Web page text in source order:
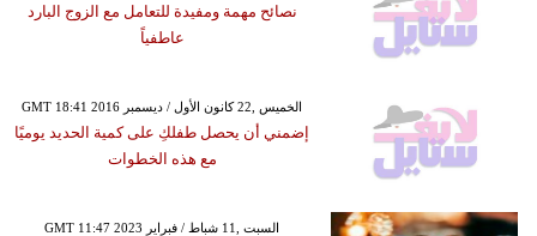
نصائح مهمة ومفيدة للتعامل مع الزوج البارد
عاطفياً
GMT 18:41 2016 الخميس ,22 كانون الأول / ديسمبر
إضمني أن يحصل طفلكِ على كمية الحديد يوميًا
مع هذه الخطوات
GMT 11:47 2023 السبت ,11 شباط / فبراير